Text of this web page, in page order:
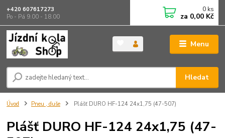
Menu
Hledat
+420 607617273
Po - Pá 9.00 - 18.00
0 ks
za 0,00 Kč
Úvod Pneu , duše Plášť DURO HF-124 24x1,75 (47-507)
Plášť DURO HF-124 24x1,75 (47-